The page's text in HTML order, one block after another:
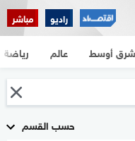
راديو مباشر
شرق أوسط عالم رياضة
حسب القسم